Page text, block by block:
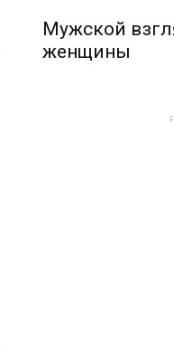
Мужской
женщины